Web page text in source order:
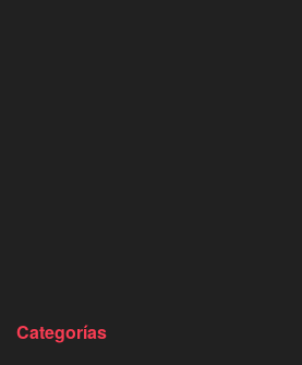
Categorías